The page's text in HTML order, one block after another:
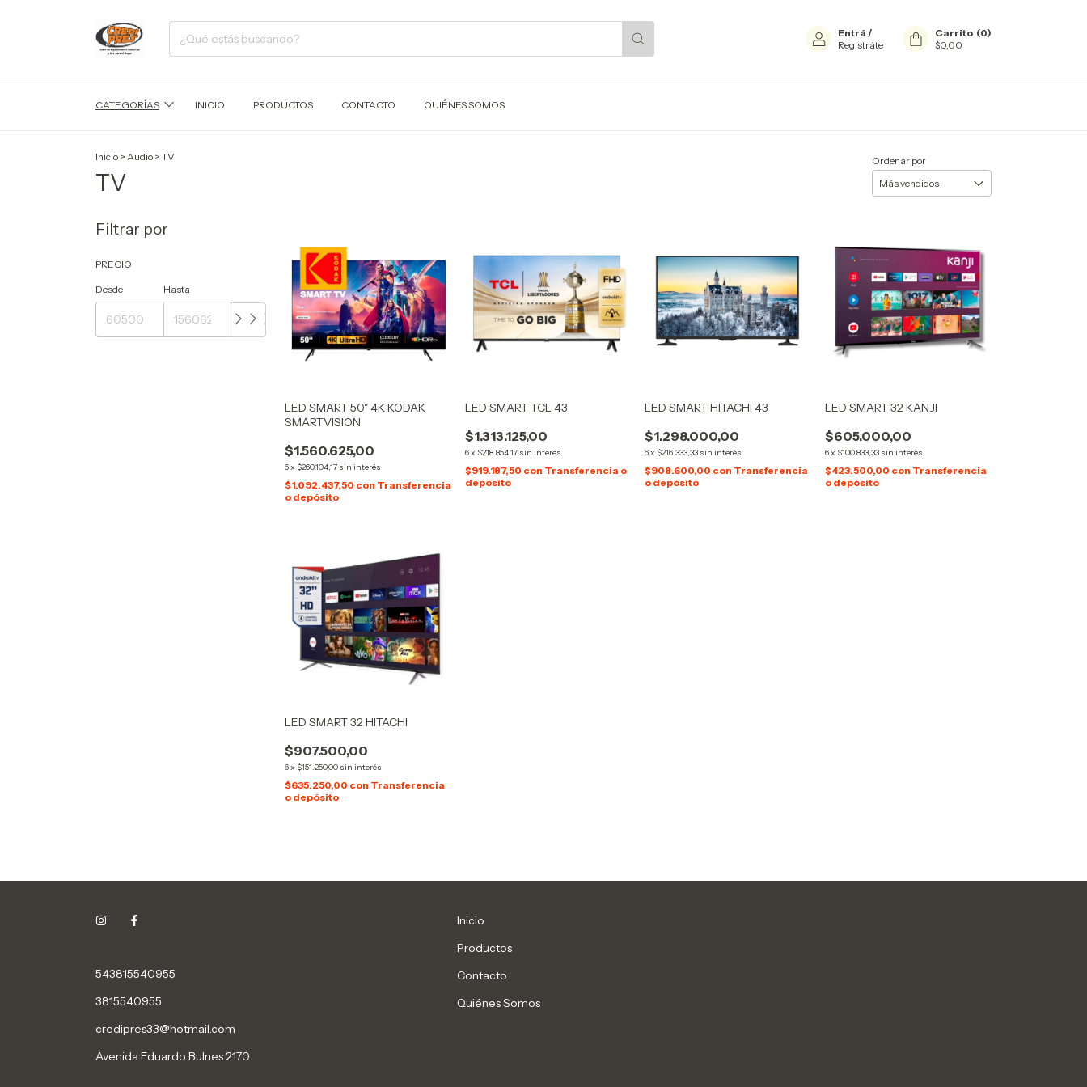
Entrá /
Registráte
Carrito (0)
$0,00
CATEGORÍAS INICIO PRODUCTOS CONTACTO QUIÉNES SOMOS
Inicio > Audio > TV
TV
Ordenar por
Filtrar por
PRECIO
Desde Hasta
LED SMART 50" 4K KODAK
SMARTVISION
$1.560.625,00
6x $260.104,17 sin interés
$1.092.437,50 con Transferencia
o depósito
LED SMART TCL 43
$1.313.125,00
6x $218.854,17 sin interés
$919.187,50 con Transferencia o
depósito
LED SMART HITACHI 43
$1.298.000,00
6x $216.333,33 sin interés
$908.600,00 con Transferencia
o depósito
LED SMART 32 KANJI
$605.000,00
6x $100.833,33 sin interés
$423.500,00 con Transferencia
o depósito
LED SMART 32 HITACHI
$907.500,00
6x $151.250,00 sin interés
$635.250,00 con Transferencia
o depósito
543815540955
3815540955
credipres33@hotmail.com
Avenida Eduardo Bulnes 2170
Inicio
Productos
Contacto
Quiénes Somos